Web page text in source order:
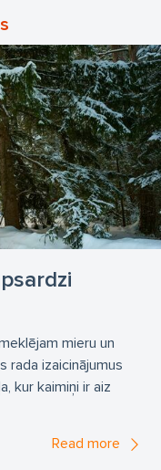
mieru un
rada izaicinājumus
kur kaimiņi ir aiz
Read more